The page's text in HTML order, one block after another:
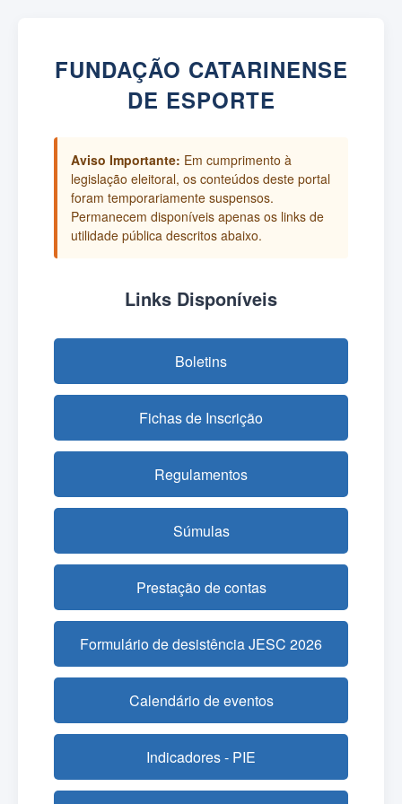
FUNDAÇÃO CATARINENSE
DE ESPORTE
Aviso Importante: Em cumprimento à
legislação eleitoral, os conteúdos deste portal
foram temporariamente suspensos.
Permanecem disponíveis apenas os links de
utilidade pública descritos abaixo.
Links Disponíveis
Boletins
Fichas de Inscrição
Regulamentos
Súmulas
Prestação de contas
Formulário de desistência JESC 2026
Calendário de eventos
Indicadores - PIE